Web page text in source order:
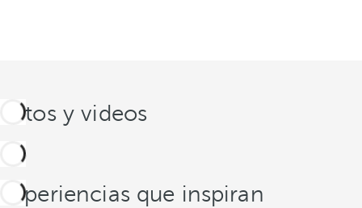
Fotos y videos
Experiencias que inspiran